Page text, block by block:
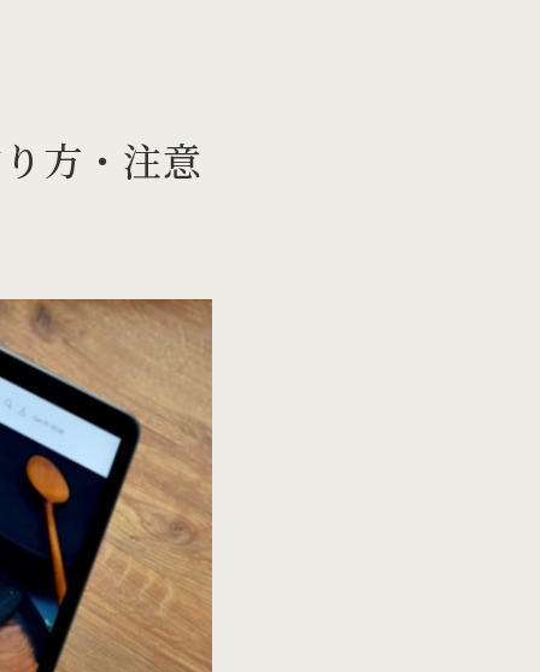
方・注意